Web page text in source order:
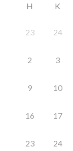
H K
23 24
2 3
9 10
16 17
23 24